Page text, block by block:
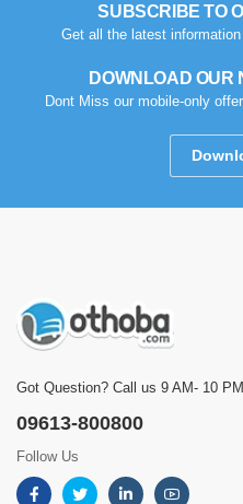
SUBSCRIBE TO
Get all the latest
DOWNLOAD OUR
Dont Miss our mobile-only
Got Question? Call us 9 AM- 10 PM
09613-800800
Follow Us